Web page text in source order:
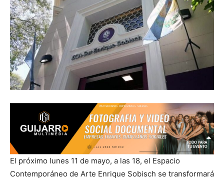
El próximo lunes 11 de mayo, a las 18, el Espacio
Contemporáneo de Arte Enrique Sobisch se transformará